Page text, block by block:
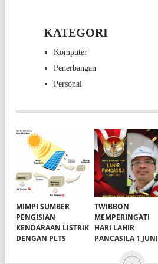
KATEGORI
Komputer
Penerbangan
Personal
MIMPI SUMBER
PENGISIAN
KENDARAAN LISTRIK
DENGAN PLTS
TWIBBON
MEMPERINGATI
HARI LAHIR
PANCASILA 1 JUNI